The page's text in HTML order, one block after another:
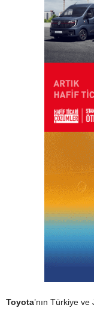
Toyota’nın Türkiye